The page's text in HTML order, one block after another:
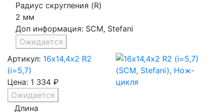
Радиус скругления (R)
2 мм
Доп информация: SCM, Stefani
Ожидается
Артикул: 16х14,4х2 R2
(i=5,7)
Цена: 1 334 ₽
Ожидается
Длина